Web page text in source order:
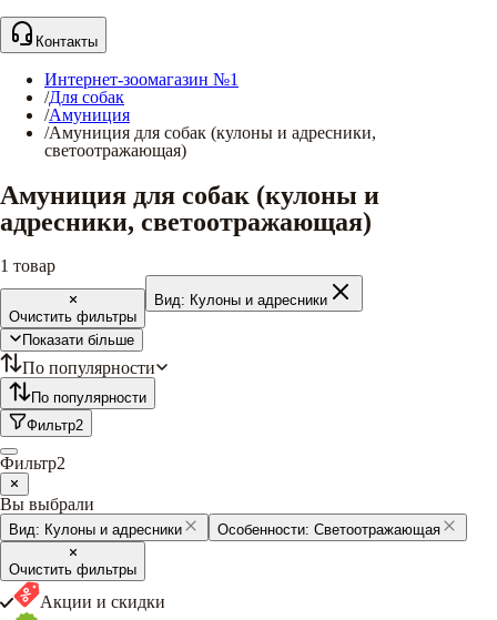
Контакты
Интернет-зоомагазин №1
/Для собак
/Амуниция
/Амуниция для собак (кулоны и адресники,
светоотражающая)
Амуниция для собак (кулоны и
адресники, светоотражающая)
1 товар
Очистить фильтры
Вид: Кулоны и адресники
Показати більше
По популярности
По популярности
Фильтр2
Фильтр2
Вы выбрали
Вид: Кулоны и адресники Особенности: Светоотражающая
Очистить фильтры
Акции и скидки